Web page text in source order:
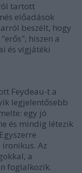
tartott
előadások
beszélt, hogy
hiszen a
és vígjátéki
Feydeau-t a
legjelentősebb
egy jó
és mindig létezik
ironikus. Az
a
foglalkozik.